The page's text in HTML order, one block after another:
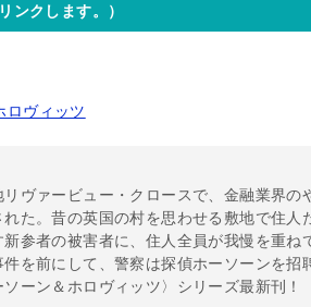
ンクします。）
ロヴィッツ
ヴァービュー・クロースで、金融業界の
れた。昔の英国の村を思わせる敷地で住
参者の被害者に、住人全員が我慢を重ね
件を前にして、警察は探偵ホーソーンを
ーン＆ホロヴィッツ〉シリーズ最新刊！